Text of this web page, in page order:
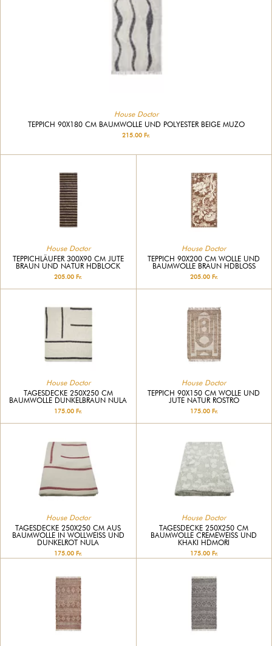
House Doctor
TEPPICH 90X180 CM BAUMWOLLE UND POLYESTER BEIGE MUZO
215.00 Fr.
House Doctor
TEPPICHLÄUFER 300X90 CM JUTE
BRAUN UND NATUR HDBLOCK
205.00 Fr.
House Doctor
TEPPICH 90X200 CM WOLLE UND
BAUMWOLLE BRAUN HDBLOSS
205.00 Fr.
House Doctor
TAGESDECKE 250X250 CM
BAUMWOLLE DUNKELBRAUN NULA
175.00 Fr.
House Doctor
TEPPICH 90X150 CM WOLLE UND
JUTE NATUR ROSTRO
175.00 Fr.
House Doctor
TAGESDECKE 250X250 CM AUS
BAUMWOLLE IN WOLLWEISS UND D
UNKELROT NULA
175.00 Fr.
House Doctor
TAGESDECKE 250X250 CM
BAUMWOLLE CREMEWEISS UND K
HAKI HDMORI
175.00 Fr.